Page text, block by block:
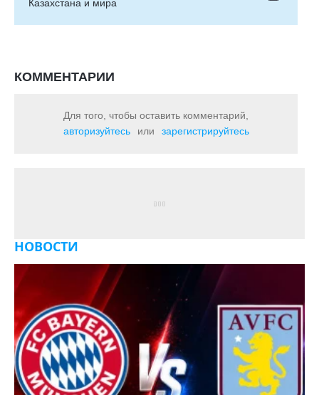
Казахстана и мира
КОММЕНТАРИИ
Для того, чтобы оставить комментарий,
авторизуйтесь
или зарегистрируйтесь
НОВОСТИ